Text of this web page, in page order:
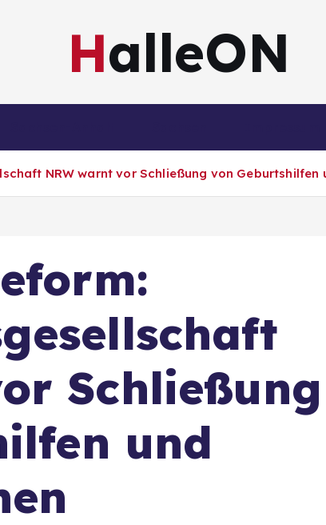
HalleON
NRW warnt vor Schließung von Geburtshilfen
Schließung
und